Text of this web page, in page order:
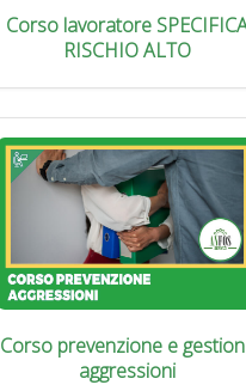
Corso lavoratore
RISCHIO ALTO
Corso prevenzione e
aggressioni